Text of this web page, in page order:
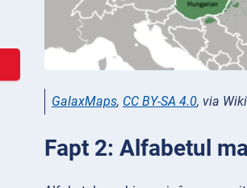
GalaxMaps, CC BY-SA 4.0, via
Fapt 2: Alfabetul